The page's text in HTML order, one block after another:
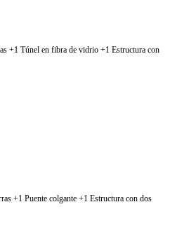
+1 Túnel en fibra de vidrio +1 Estructura con
+1 Puente colgante +1 Estructura con dos